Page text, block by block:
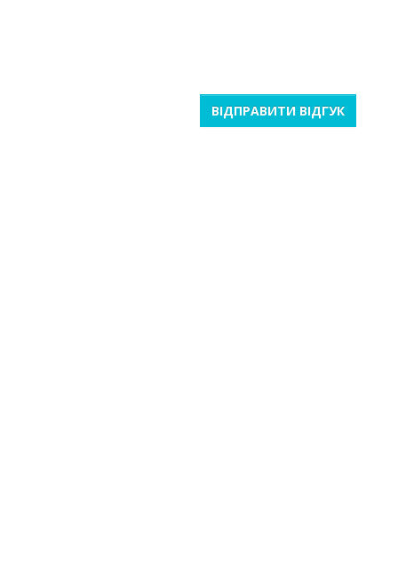
ВІДПРАВИТИ ВІДГУК